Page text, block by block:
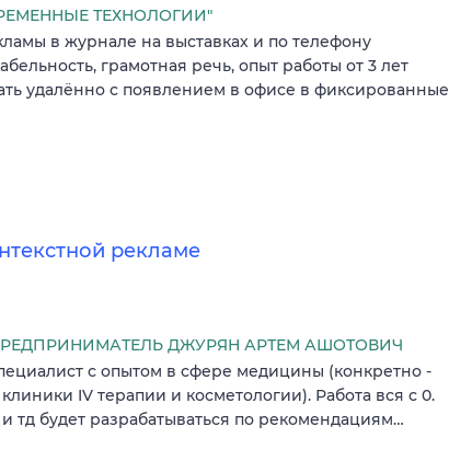
ТЕХНОЛОГИИ"
в журнале на выставках и по телефону
грамотная речь, опыт работы от 3 лет
удалённо с появлением в офисе в фиксированные
рекламе
ДЖУРЯН АРТЕМ АШОТОВИЧ
с опытом в сфере медицины (конкретно -
IV терапии и косметологии). Работа вся с 0.
тд будет разрабатываться по рекомендациям…